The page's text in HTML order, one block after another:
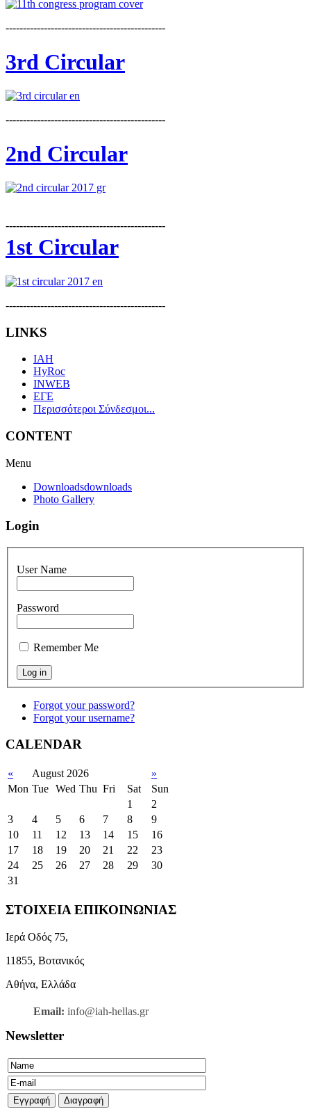
----------------------------------------------
3rd Circular
----------------------------------------------
2nd Circular
----------------------------------------------
1st Circular
----------------------------------------------
LINKS
IAH
HyRoc
INWEB
ΕΓΕ
Περισσότεροι Σύνδεσμοι...
CONTENT
Menu
Downloadsdownloads
Photo Gallery
Login
User Name
Password
Remember Me
Forgot your password?
Forgot your username?
CALENDAR
« August 2026
»
Mon Tue Wed Thu Fri Sat
Sun
1
2
3
4 5 6 7 8
9
10
11 12 13 14 15
16
17
18 19 20 21 22
23
24
25 26 27 28 29
30
31
ΣΤΟΙΧΕΙΑ ΕΠΙΚΟΙΝΩΝΙΑΣ
Ιερά Οδός 75,
11855, Βοτανικός
Αθήνα, Ελλάδα
Email: info@iah-hellas.gr
Newsletter